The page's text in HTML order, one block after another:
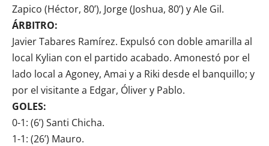
Zapico (Héctor, 80’), Jorge (Joshua, 80’) y Ale Gil.
ÁRBITRO:
Javier Tabares Ramírez. Expulsó con doble amarilla al
local Kylian con el partido acabado. Amonestó por el
lado local a Agoney, Amai y a Riki desde el banquillo; y
por el visitante a Edgar, Óliver y Pablo.
GOLES:
0-1: (6’) Santi Chicha.
1-1: (26’) Mauro.